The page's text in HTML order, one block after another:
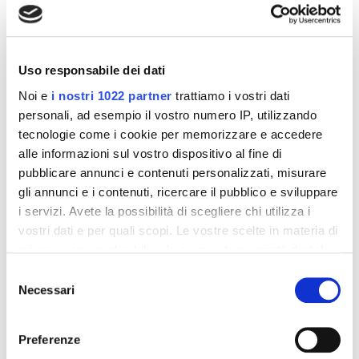
Uso responsabile dei dati
Noi e i nostri 1022 partner trattiamo i vostri dati
personali, ad esempio il vostro numero IP, utilizzando
tecnologie come i cookie per memorizzare e accedere
alle informazioni sul vostro dispositivo al fine di
pubblicare annunci e contenuti personalizzati, misurare
gli annunci e i contenuti, ricercare il pubblico e sviluppare
i servizi. Avete la possibilità di scegliere chi utilizza i
vostri dati e per quali scopi. Le vostre scelte in materia di
modificare o revocare il proprio consenso in qualsiasi
momento dalla Dichiarazione sui cookie o facendo clic
delNecessari
Preferenze
Amin 21 K al cacao - 21
Amin 21 K neutro
55,18 €